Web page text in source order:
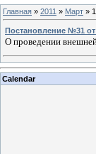
Главная » 2011 » Март »
Постановление №31 от
О проведении
Calendar